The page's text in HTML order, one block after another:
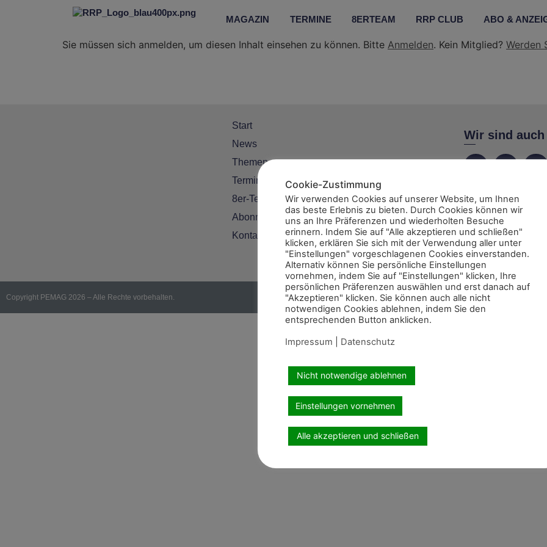
MAGAZIN TERMINE 8ERTEAM RRP CLUB ABO &
Sie müssen sich anmelden, um diesen Inhalt einsehen zu können. Bitte Anmelden. Kein Mitglied? Werden
Start
News
Themen
Termine
8er-Team
Abonnement
Kontakt
Wir sind
Copyright PEMAG 2026 – Alle Rechte vorbehalten.
Cookie-Zustimmung
Wir verwenden Cookies auf unserer Website, um Ihnen
das beste Erlebnis zu bieten. Durch Cookies können wir
uns an Ihre Präferenzen und wiederholten Besuche
erinnern. Indem Sie auf "Alle akzeptieren und schließen"
klicken, erklären Sie sich mit der Verwendung aller unter
"Einstellungen" vorgeschlagenen Cookies einverstanden.
Alternativ können Sie persönliche Einstellungen
vornehmen, indem Sie auf "Einstellungen" klicken, Ihre
persönlichen Präferenzen auswählen und erst danach auf
"Akzeptieren" klicken. Sie können auch alle nicht
notwendigen Cookies ablehnen, indem Sie den
entsprechenden Button anklicken.
Impressum
Datenschutz
Nicht notwendige ablehnen
Einstellungen vornehmen
Alle akzeptieren und schließen